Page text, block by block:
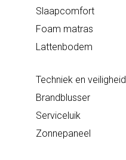
Slaapcomfort
Foam matras
Lattenbodem
Techniek en veiligheid
Brandblusser
Serviceluik
Zonnepaneel